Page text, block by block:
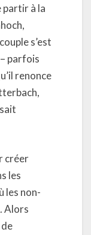
partir à la
s’est
parfois
renonce
créer
les
les non-
Alors